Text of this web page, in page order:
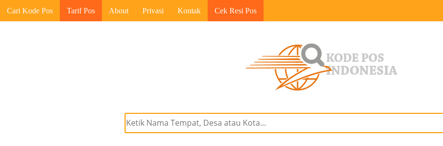
Cari Kode Pos Tarif Pos About Privasi Kontak Cek Resi Pos